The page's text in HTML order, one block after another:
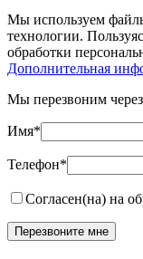
Мы используем
технологии.
обработки
Дополнительная
Мы перезвоним
Имя*
Телефон*
Согласен(на) на